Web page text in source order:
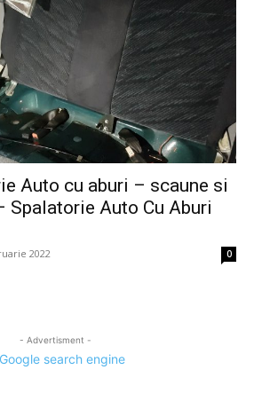
Auto cu aburi – scaune si
Spalatorie Auto Cu Aburi
2022 0
- Advertisment -